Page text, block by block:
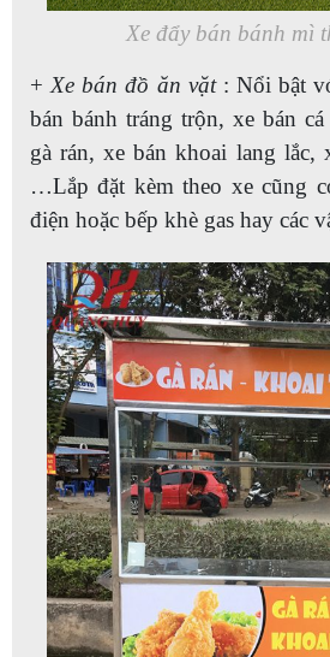
Xe đẩy bán bánh mì
+ Xe bán đồ ăn vặt: Nổi bật
bán bánh tráng trộn, xe bán
gà rán, xe bán khoai lang lắc,
…Lắp đặt kèm theo xe cũng
điện hoặc bếp khè gas hay các